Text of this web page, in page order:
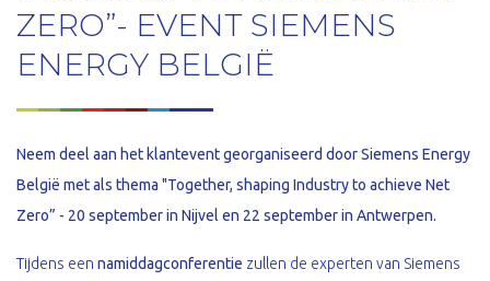
ZERO”- EVENT SIEMENS
ENERGY BELGIË
Neem deel aan het klantevent georganiseerd door Siemens Energy
België met als thema "Together, shaping Industry to achieve Net
Zero” - 20 september in Nijvel en 22 september in Antwerpen.
Tijdens een namiddagconferentie zullen de experten van Siemens